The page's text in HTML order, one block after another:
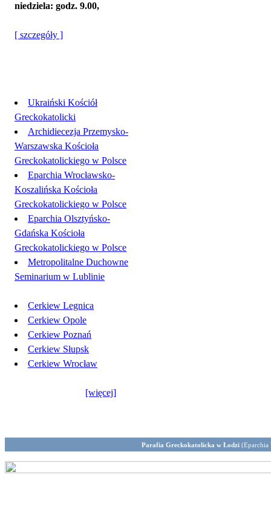
niedziela: godz. 9.00,
[ szczegóły ]
Ukraiński Kościół
Greckokatolicki
Archidiecezja Przemysko-
Warszawska Kościoła
Greckokatolickiego w Polsce
Eparchia Wrocławsko-
Koszalińska Kościoła
Greckokatolickiego w Polsce
Eparchia Olsztyńsko-
Gdańska Kościoła
Greckokatolickiego w Polsce
Metropolitalne Duchowne
Seminarium w Lublinie
Cerkiew Legnica
Cerkiew Opole
Cerkiew Poznań
Cerkiew Słupsk
Cerkiew Wrocław
[więcej]
Parafia Greckokatolicka w Łodzi (Eparchia